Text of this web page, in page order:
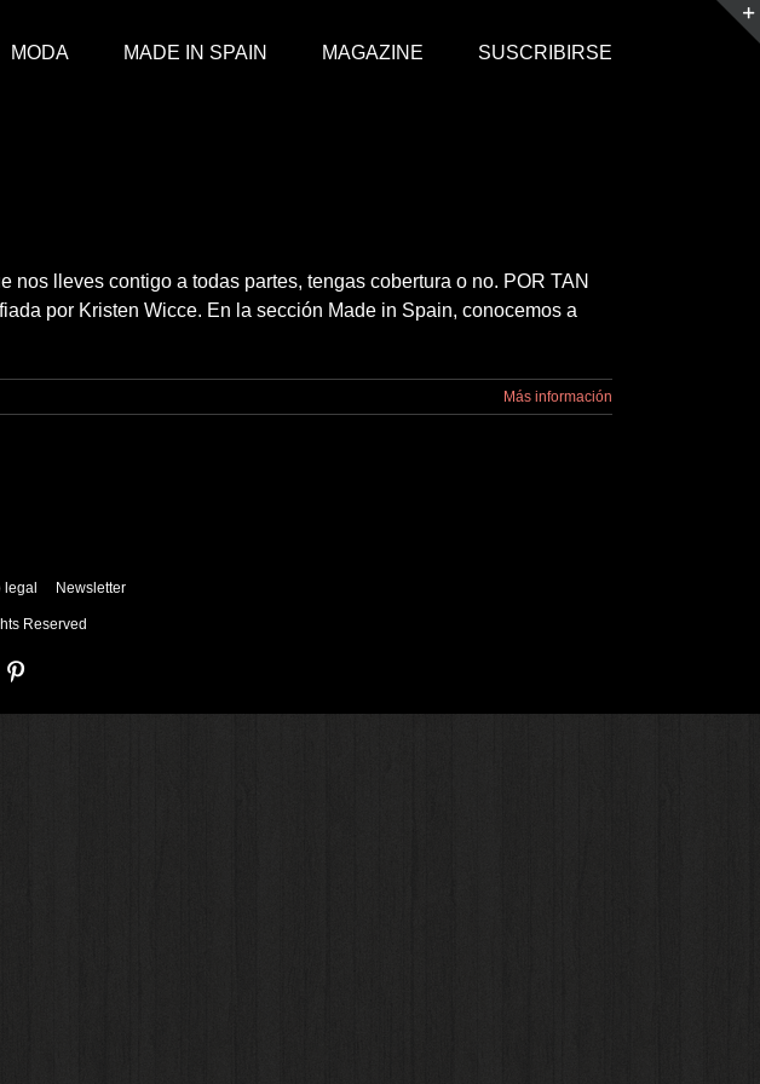
MODA MADE IN SPAIN MAGAZINE SUSCRIBIRSE
lleves contigo a todas partes, tengas cobertura o no. POR TAN
por Kristen Wicce. En la sección Made in Spain, conocemos a
Más información
legal Newsletter
Reserved